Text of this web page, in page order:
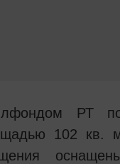
РТ
102 кв.